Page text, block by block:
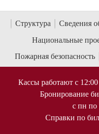
Структура
Сведения
Национальные
Пожарная безопасность
Кассы работают с
Бронирование
с пн по
Справки по